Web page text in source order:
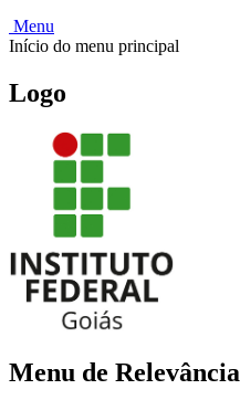
Menu
Início do menu principal
Logo
Menu de Relevância